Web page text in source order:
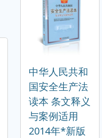
中华人民共和
国安全生产法
读本 条文释义
与案例适用
2014年*新版